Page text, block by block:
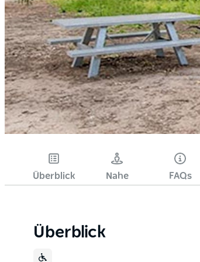
Überblick Nahe FAQs
Überblick